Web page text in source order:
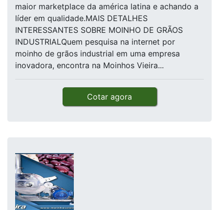
maior marketplace da américa latina e achando a
líder em qualidade.MAIS DETALHES
INTERESSANTES SOBRE MOINHO DE GRÃOS
INDUSTRIALQuem pesquisa na internet por
moinho de grãos industrial em uma empresa
inovadora, encontra na Moinhos Vieira...
Cotar agora